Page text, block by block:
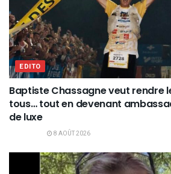
EDITO
Baptiste Chassagne veut rendre
tous… tout en devenant
de luxe
8 AOÛT 2026